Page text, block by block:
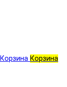
Корзина Корзина